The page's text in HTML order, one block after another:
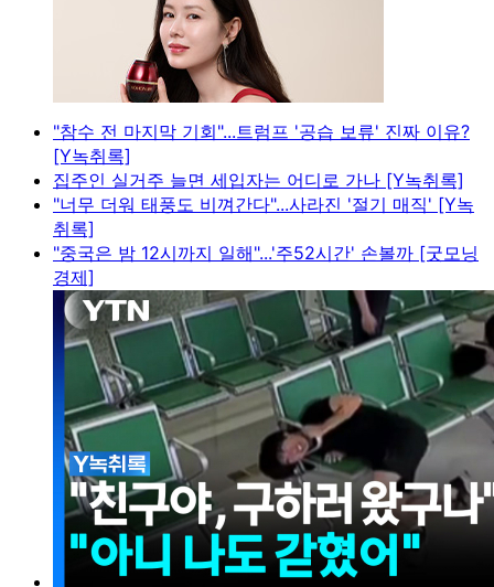
"참수 전 마지막 기회"...트럼프 '공습 보류' 진짜 이유?
[Y녹취록]
집주인 실거주 늘면 세입자는 어디로 가나 [Y녹취록]
"너무 더워 태풍도 비껴간다"...사라진 '절기 매직' [Y녹
취록]
"중국은 밤 12시까지 일해"...'주52시간' 손볼까 [굿모닝
경제]